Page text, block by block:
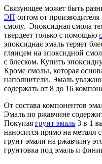
Связующее может быть
ЭП оптом от
смолу. Эпоксидная смола
твердеет только с помощью
эпоксидная эмаль теряет
глянцем на эпоксидной
с блеском. Купить
Кроме смолы, которая
наполнители. Эмаль
содержать от 8 до 16
От состава компонентов
Эмаль по ржавчине
Покупая грунт эмаль 3 в 1
наносится прямо на металл
грунт-эмали на ржавчину
грунтовка под эмаль и